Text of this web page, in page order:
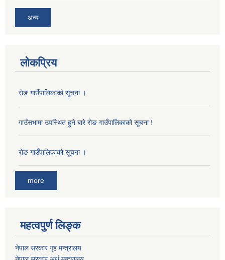
अन्य
लोकप्रिय
राेङ गाउँपालिकाको सूचना ।
गाउँसभामा उपस्थित हुने बारे रोङ गाउँपालिकाको सूचना !
राेङ गाउँपालिकाको सूचना ।
more
महत्वपुर्ण लिङ्क
नेपाल सरकार गृह मन्त्रालय